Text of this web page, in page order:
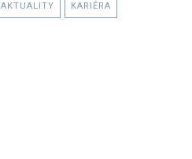
AKTUALITY KARIÉRA